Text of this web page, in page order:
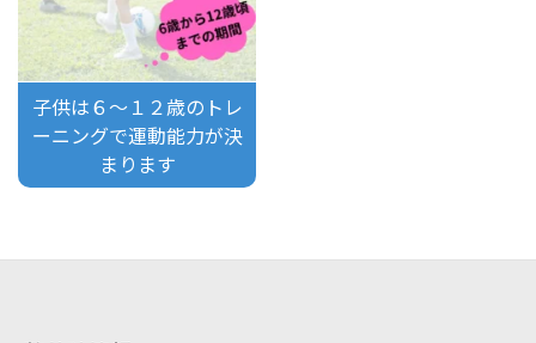
子供は６～１２歳のトレ
ーニングで運動能力が決
まります